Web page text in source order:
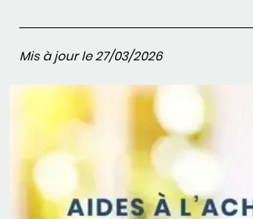
Mis à jour le 27/03/2026